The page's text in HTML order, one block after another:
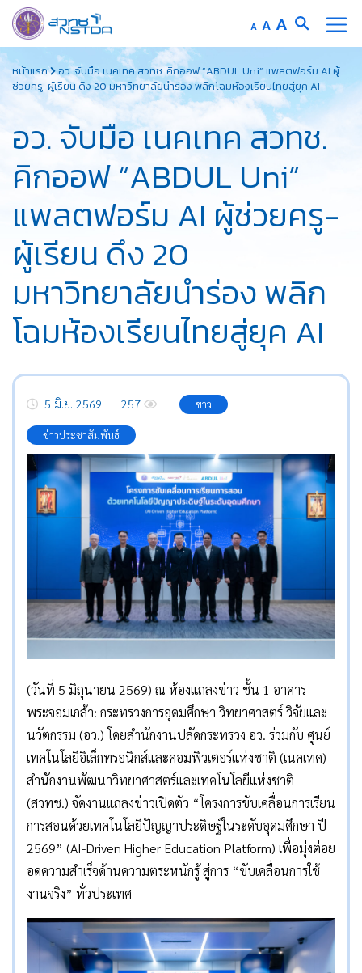
to
content
A Decrease
font
size.
AReset
font
size.
A Increase
font
size.
หน้าแรก
อว. จับมือ เนคเทค สวทช. คิกออฟ “ABDUL Uni” แพลตฟอร์ม AI ผู้
ช่วยครู-ผู้เรียน ดึง 20 มหาวิทยาลัยนำร่อง พลิกโฉมห้องเรียนไทยสู่ยุค AI
อว. จับมือ เนคเทค สวทช.
คิกออฟ “ABDUL Uni”
แพลตฟอร์ม AI ผู้ช่วยครู-
ผู้เรียน ดึง 20
มหาวิทยาลัยนำร่อง พลิก
โฉมห้องเรียนไทยสู่ยุค AI
5 มิ.ย. 2569 257 ข่าว
ข่าวประชาสัมพันธ์
(วันที่ 5 มิถุนายน 2569) ณ ห้องแถลงข่าว ชั้น 1 อาคาร
พระจอมเกล้า: กระทรวงการอุดมศึกษา วิทยาศาสตร์ วิจัยและ
นวัตกรรม (อว.) โดยสำนักงานปลัดกระทรวง อว. ร่วมกับ ศูนย์
เทคโนโลยีอิเล็กทรอนิกส์และคอมพิวเตอร์แห่งชาติ (เนคเทค)
สำนักงานพัฒนาวิทยาศาสตร์และเทคโนโลยีแห่งชาติ
(สวทช.) จัดงานแถลงข่าวเปิดตัว “โครงการขับเคลื่อนการเรียน
การสอนด้วยเทคโนโลยีปัญญาประดิษฐ์ในระดับอุดมศึกษา ปี
2569” (AI-Driven Higher Education Platform) เพื่อมุ่งต่อย
อดความสำเร็จด้านความตระหนักรู้ สู่การ “ขับเคลื่อนการใช้
งานจริง” ทั่วประเทศ